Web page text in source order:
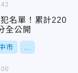
名單！累計220
全公開
市